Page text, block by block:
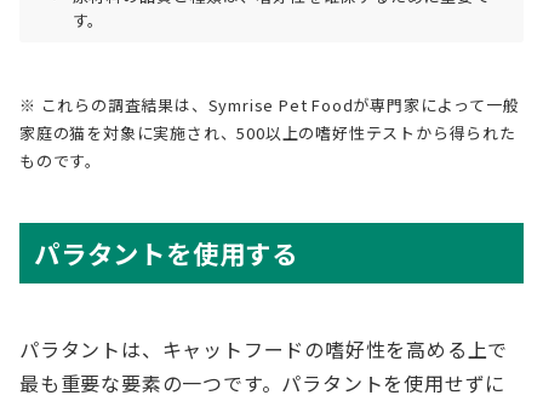
す。
※ これらの調査結果は、Symrise Pet Foodが専門家によって一般
家庭の猫を対象に実施され、500以上の嗜好性テストから得られた
ものです。
パラタントを使用する
パラタントは、キャットフードの嗜好性を高める上で
最も重要な要素の一つです。パラタントを使用せずに